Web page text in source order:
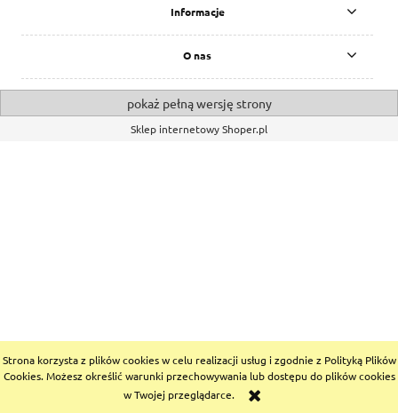
Strona korzysta z plików cookies w celu realizacji usług i zgodnie z Polityką Plików
Cookies. Możesz określić warunki przechowywania lub dostępu do plików cookies
w Twojej przeglądarce.
Informacje
O nas
pokaż pełną wersję strony
Sklep internetowy Shoper.pl